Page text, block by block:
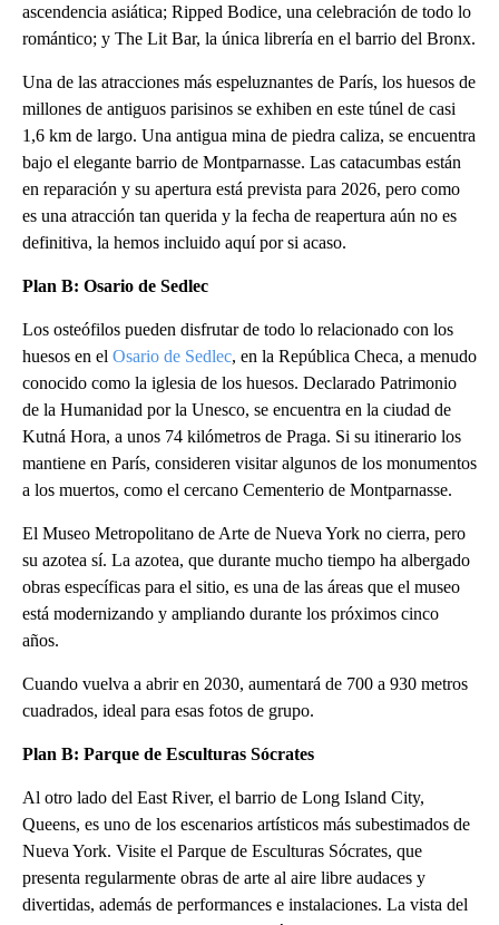
ascendencia asiática; Ripped Bodice, una celebración de todo lo
romántico; y The Lit Bar, la única librería en el barrio del Bronx.
Una de las atracciones más espeluznantes de París, los huesos de
millones de antiguos parisinos se exhiben en este túnel de casi
1,6 km de largo. Una antigua mina de piedra caliza, se encuentra
bajo el elegante barrio de Montparnasse. Las catacumbas están
en reparación y su apertura está prevista para 2026, pero como
es una atracción tan querida y la fecha de reapertura aún no es
definitiva, la hemos incluido aquí por si acaso.
Plan B: Osario de Sedlec
Los osteófilos pueden disfrutar de todo lo relacionado con los
huesos en el Osario de Sedlec, en la República Checa, a menudo
conocido como la iglesia de los huesos. Declarado Patrimonio
de la Humanidad por la Unesco, se encuentra en la ciudad de
Kutná Hora, a unos 74 kilómetros de Praga. Si su itinerario los
mantiene en París, consideren visitar algunos de los monumentos
a los muertos, como el cercano Cementerio de Montparnasse.
El Museo Metropolitano de Arte de Nueva York no cierra, pero
su azotea sí. La azotea, que durante mucho tiempo ha albergado
obras específicas para el sitio, es una de las áreas que el museo
está modernizando y ampliando durante los próximos cinco
años.
Cuando vuelva a abrir en 2030, aumentará de 700 a 930 metros
cuadrados, ideal para esas fotos de grupo.
Plan B: Parque de Esculturas Sócrates
Al otro lado del East River, el barrio de Long Island City,
Queens, es uno de los escenarios artísticos más subestimados de
Nueva York. Visite el Parque de Esculturas Sócrates, que
presenta regularmente obras de arte al aire libre audaces y
divertidas, además de performances e instalaciones. La vista del